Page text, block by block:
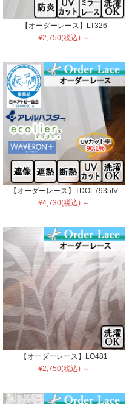
【オーダーレース】LT326
¥2,750(税込) ～
【オーダーレース】TDOL7935IV
¥4,730(税込) ～
【オーダーレース】LO481
¥2,750(税込) ～